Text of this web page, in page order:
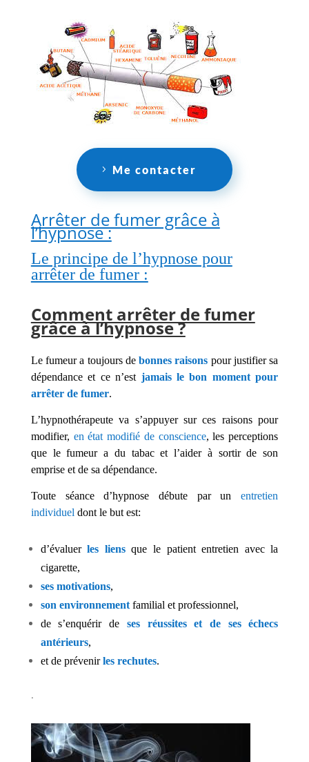
Me contacter
Arrêter de fumer grâce à
l’hypnose :
Le principe de l’hypnose pour
arrêter de fumer :
Comment arrêter de fumer
grâce à l’hypnose ?
Le fumeur a toujours debonnes raisons pour justifier sa
dépendance et ce n’est jamais le bon moment pour
arrêter de fumer.
L’hypnothérapeute va s’appuyer sur ces raisons pour
modifier, en état modifié de conscience, les perceptions
que le fumeur a du tabac et l’aider à sortir de son
emprise et de sa dépendance.
Toute séance d’hypnose débute par unentretien
individuel dont le but est:
d’évaluerles liensque le patient entretien avec la
cigarette,
ses motivations,
son environnementfamilial et professionnel,
de s’enquérir de ses réussites et de ses échecs
antérieurs,
et de prévenirles rechutes.
.